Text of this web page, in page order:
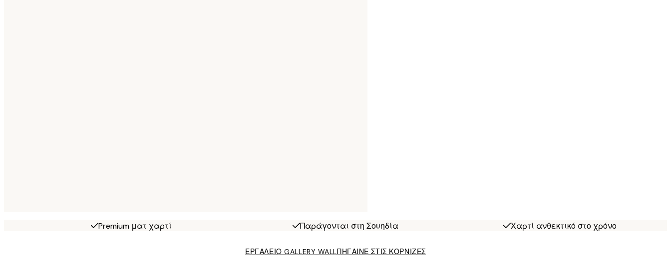
Premium ματ χαρτί Παράγονται στη Σουηδία Χαρτί ανθεκτικό στο χρόνο
ΕΡΓΑΛΕΙΟ GALLERY WALLΠΗΓΑΙΝΕ ΣΤΙΣ ΚΟΡΝΙΖΕΣ